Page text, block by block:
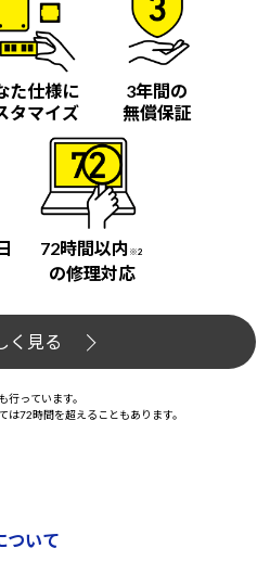
た仕様に
タマイズ
3年間の
無償保証
72時間以内 ※2
の修理対応
く見る
っています。
72時間を超えることもあります。
ついて